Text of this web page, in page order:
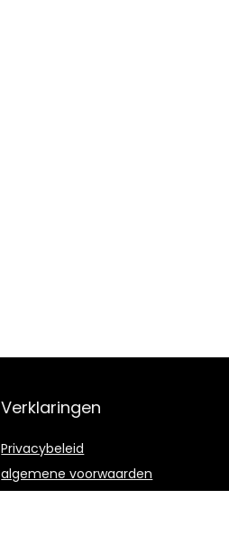
Verklaringen
Privacybeleid
algemene voorwaarden